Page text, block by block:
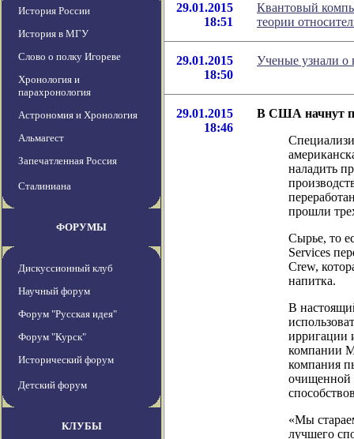
История России
История в МГУ
Слово о полку Игореве
Хронология и
парахронология
Астрономия и Хронология
Альмагест
Запечатленная Россия
Сталиниана
ФОРУМЫ
Дискуссионный клуб
Научный форум
Форум "Русская идея"
Форум "Курск"
Исторический форум
Детский форум
КЛУБЫ
29.01.2015
18:51
Квантовый
теории
29.01.2015
18:50
Ученые узнали о
29.01.2015
18:46
В США начнут
наладить
прошли
Сырье, то
Services
Crew,
напитка.
В
ирригации
компании
компания
очищенной
«Мы
лучшего